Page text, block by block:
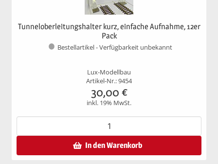
Tunneloberleitungshalter kurz, einfache Aufnahme, 12er
Pack
Bestellartikel - Verfügbarkeit unbekannt
Lux-Modellbau
Artikel-Nr.: 9454
30,00 €
inkl. 19% MwSt.
In den Warenkorb